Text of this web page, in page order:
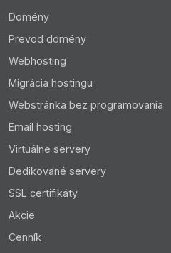
Domény
Prevod domény
Webhosting
Migrácia hostingu
Webstránka bez programovania
Email hosting
Virtuálne servery
Dedikované servery
SSL certifikáty
Akcie
Cenník